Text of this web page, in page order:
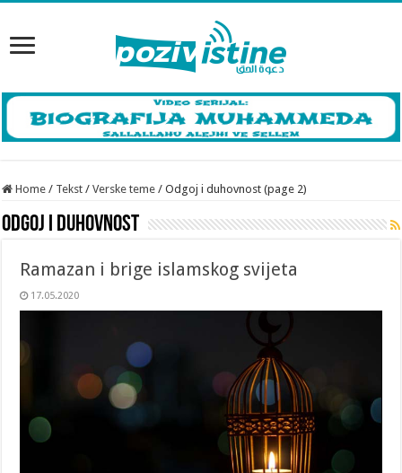
Home / Tekst / Verske teme / Odgoj i duhovnost (page 2)
Odgoj i duhovnost
Ramazan i brige islamskog svijeta
17.05.2020